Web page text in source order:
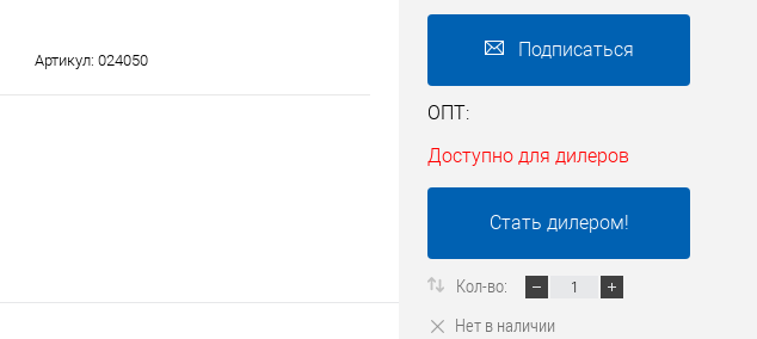
Артикул: 024050 Подписаться
ОПТ:
Доступно для дилеров
Стать дилером!
Кол-во:
Нет в наличии